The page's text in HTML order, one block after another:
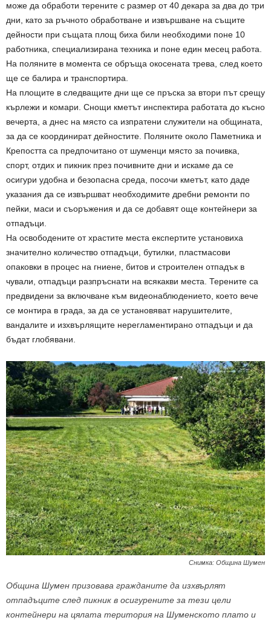
може да обработи терените с размер от 40 декара за два до три
дни, като за ръчното обработване и извършване на същите
дейности при същата площ биха били необходими поне 10
работника, специализирана техника и поне един месец работа.
На поляните в момента се обръща окосената трева, след което
ще се балира и транспортира.
На площите в следващите дни ще се пръска за втори път срещу
кърлежи и комари. Снощи кметът инспектира работата до късно
вечерта, а днес на място са изпратени служители на общината,
за да се координират дейностите. Поляните около Паметника и
Крепостта са предпочитано от шуменци място за почивка,
спорт, отдих и пикник през почивните дни и искаме да се
осигури удобна и безопасна среда, посочи кметът, като даде
указания да се извършват необходимите дребни ремонти по
пейки, маси и съоръжения и да се добавят още контейнери за
отпадъци.
На освободените от храстите места експертите установиха
значително количество отпадъци, бутилки, пластмасови
опаковки в процес на гниене, битов и строителен отпадък в
чували, отпадъци разпръснати на всякакви места. Терените са
предвидени за включване към видеонаблюдението, което вече
се монтира в града, за да се установяват нарушителите,
вандалите и изхвърлящите нерегламентирано отпадъци и да
бъдат глобявани.
Снимка: Община Шумен
Община Шумен призовава гражданите да изхвърлят
отпадъците след пикник в осигурените за тези цели
контейнери на цялата територия на Шуменското плато и